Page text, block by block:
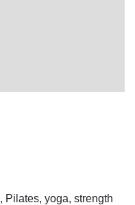
Pilates, yoga, strength